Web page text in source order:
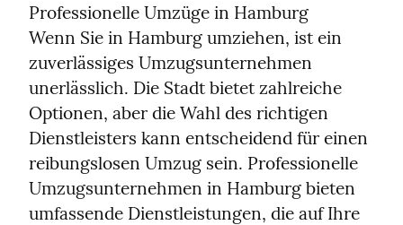
Professionelle Umzüge in Hamburg
Wenn Sie in Hamburg umziehen, ist ein
zuverlässiges Umzugsunternehmen
unerlässlich. Die Stadt bietet zahlreiche
Optionen, aber die Wahl des richtigen
Dienstleisters kann entscheidend für einen
reibungslosen Umzug sein. Professionelle
Umzugsunternehmen in Hamburg bieten
umfassende Dienstleistungen, die auf Ihre